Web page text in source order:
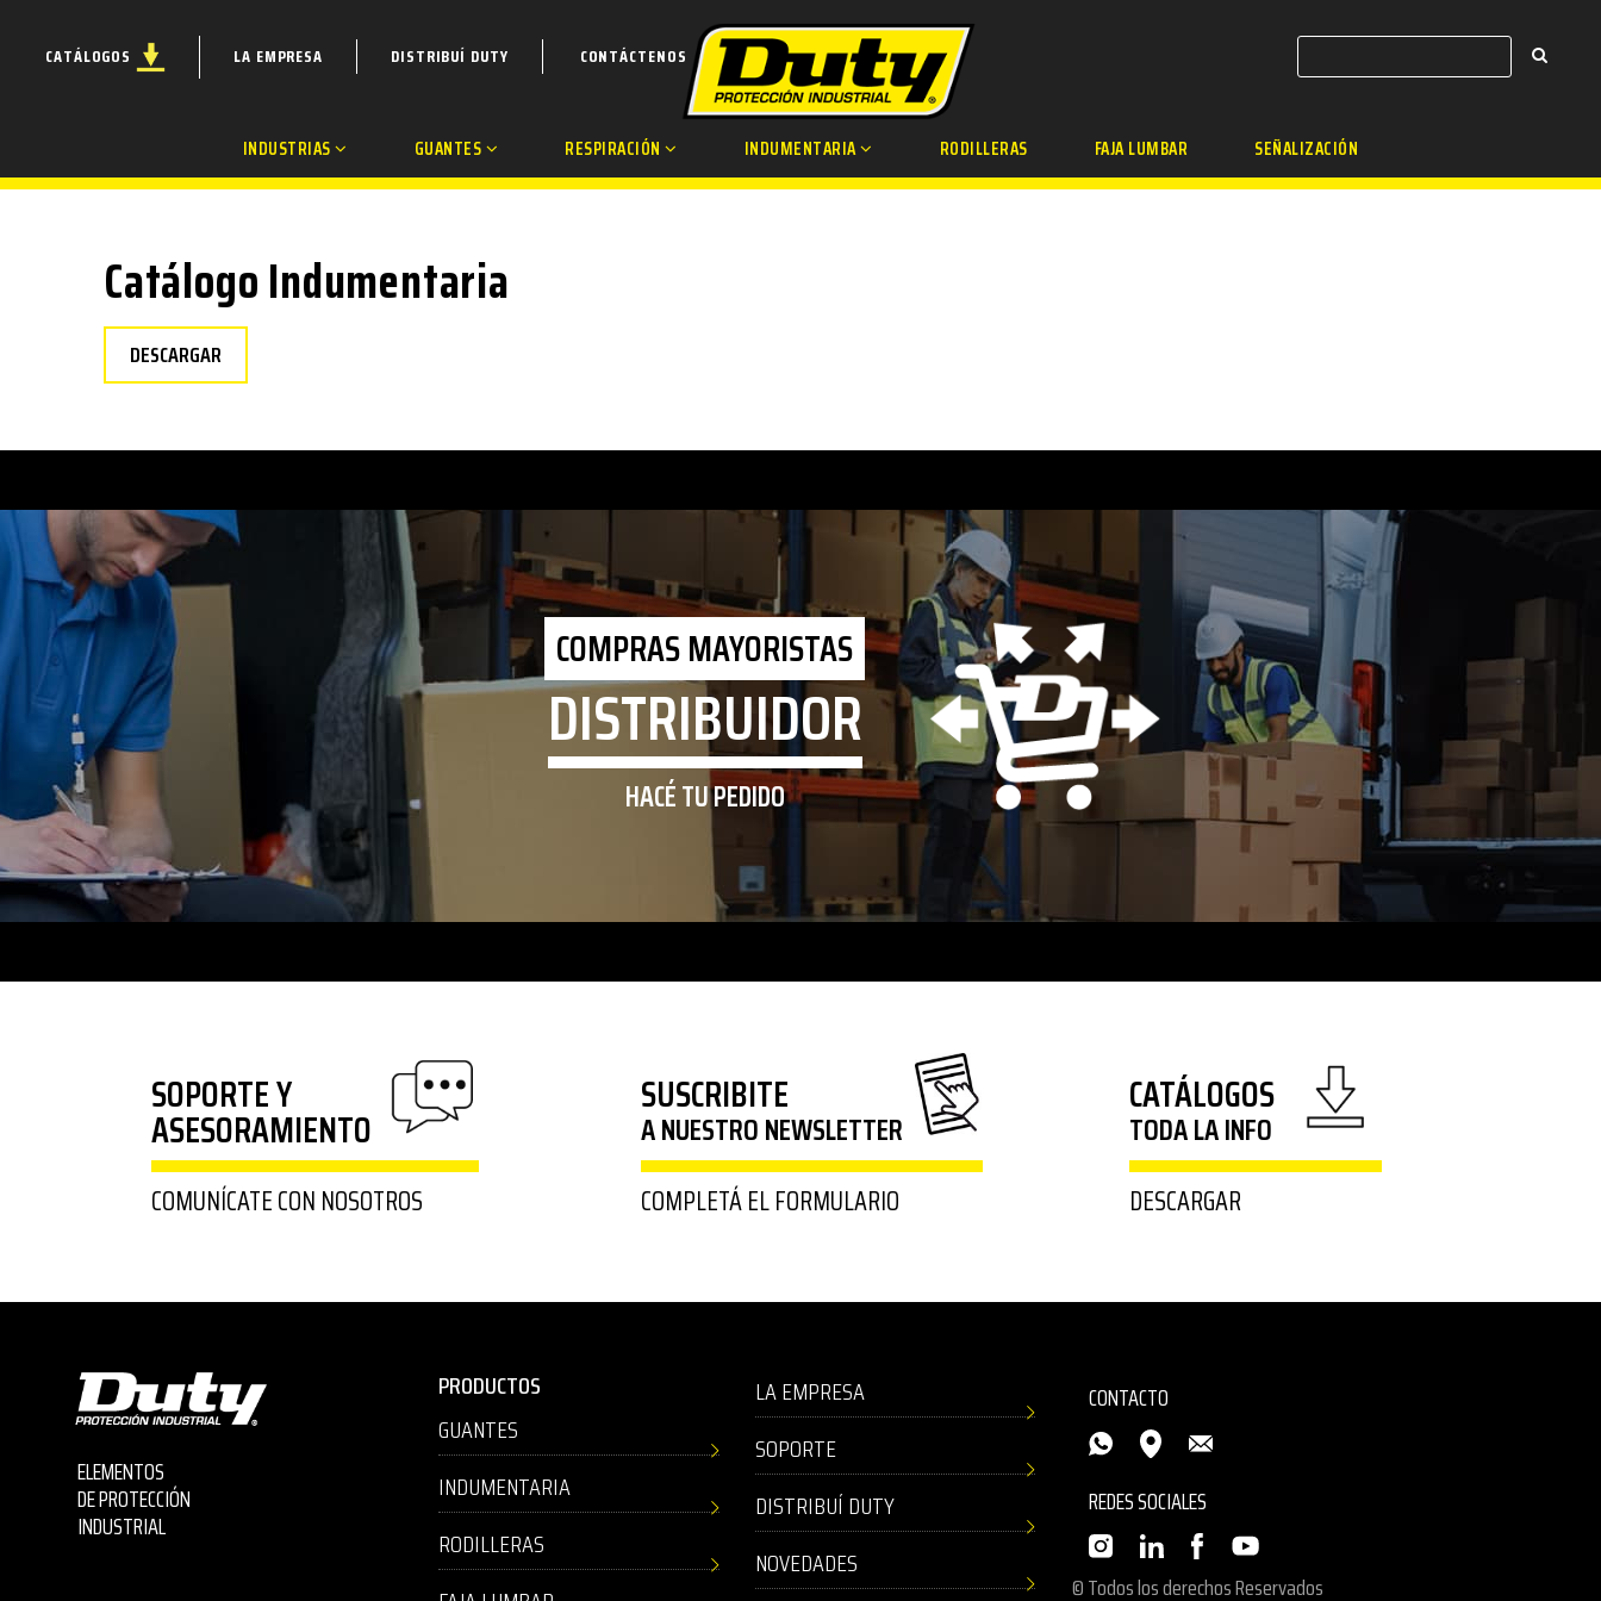
CATÁLOGOS LA EMPRESA DISTRIBUÍ DUTY CONTÁCTENOS
INDUSTRIAS GUANTES RESPIRACIÓN INDUMENTARIA RODILLERAS FAJA LUMBAR SEÑALIZACIÓN
Catálogo Indumentaria
DESCARGAR
COMPRAS MAYORISTAS
DISTRIBUIDOR
HACÉ TU PEDIDO
SOPORTE Y
ASESORAMIENTO
COMUNÍCATE CON NOSOTROS
SUSCRIBITE
A NUESTRO NEWSLETTER
COMPLETÁ EL FORMULARIO
CATÁLOGOS
TODA LA INFO
DESCARGAR
ELEMENTOS
DE PROTECCIÓN
INDUSTRIAL
PRODUCTOS
GUANTES
INDUMENTARIA
RODILLERAS
LA EMPRESA
SOPORTE
DISTRIBUÍ DUTY
NOVEDADES
CONTACTO
REDES SOCIALES
© Todos los derechos Reservados